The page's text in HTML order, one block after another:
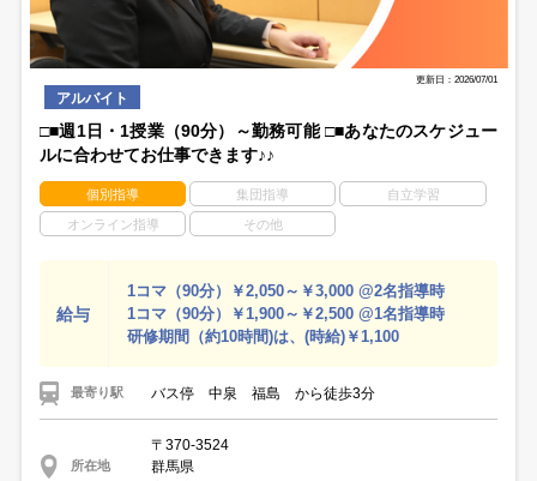
更新日：2026/07/01
アルバイト
□■週1日・1授業（90分）～勤務可能 □■あなたのスケジュー
ルに合わせてお仕事できます♪♪
個別指導 集団指導 自立学習
オンライン指導 その他
給与
1コマ（90分）￥2,050～￥3,000 @2名指導時
1コマ（90分）￥1,900～￥2,500 @1名指導時
研修期間（約10時間)は、(時給)￥1,100
最寄り駅 バス停 中泉 福島 から徒歩3分
所在地
〒370-3524
群馬県